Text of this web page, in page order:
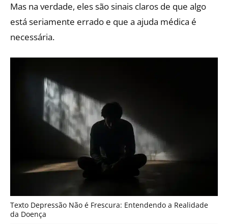
Mas na verdade, eles são sinais claros de que algo
está seriamente errado e que a ajuda médica é
necessária.
Texto Depressão Não é Frescura: Entendendo a Realidade
da Doença